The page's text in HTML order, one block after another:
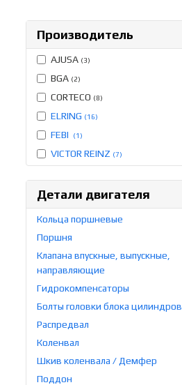
Производитель
AJUSA (3)
BGA (2)
CORTECO (8)
ELRING (16)
FEBI (1)
VICTOR REINZ (7)
Детали двигателя
Кольца поршневые
Поршня
Клапана впускные, выпускные,
направляющие
Гидрокомпенсаторы
Болты головки блока цилиндров
Распредвал
Коленвал
Шкив коленвала / Демфер
Поддон